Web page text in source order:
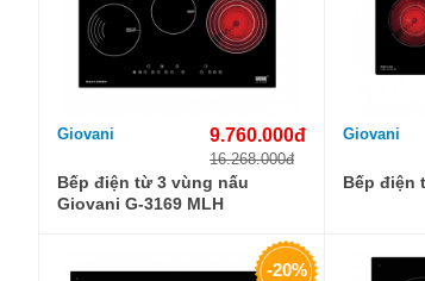
Giovani 9.760.000đ
16.268.000đ
Bếp điện từ 3 vùng nấu
Giovani G-3169 MLH
Giovani
Bếp điện
-20%